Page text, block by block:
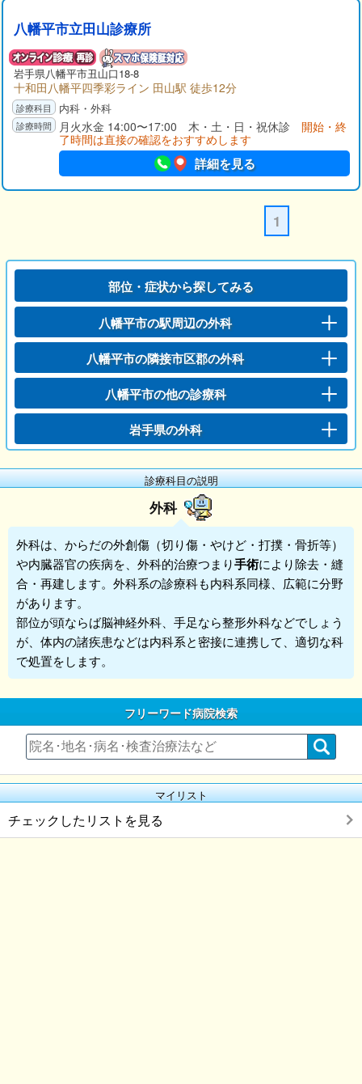
八幡平市立田山診療所
岩手県八幡平市丑山口18-8
十和田八幡平四季彩ライン 田山駅 徒歩12分
内科・外科
月火水金 14:00〜17:00 木・土・日・祝休診 開始・終
了時間は直接の確認をおすすめします
詳細を見る
1
部位・症状から探してみる
八幡平市の駅周辺の外科
八幡平市の隣接市区郡の外科
八幡平市の他の診療科
岩手県の外科
診療科目の説明
外科
外科は、からだの外創傷（切り傷・やけど・打撲・骨折等）
や内臓器官の疾病を、外科的治療つまり手術により除去・縫
合・再建します。外科系の診療科も内科系同様、広範に分野
があります。
部位が頭ならば脳神経外科、手足なら整形外科などでしょう
が、体内の諸疾患などは内科系と密接に連携して、適切な科
で処置をします。
フリーワード病院検索
マイリスト
チェックしたリストを見る